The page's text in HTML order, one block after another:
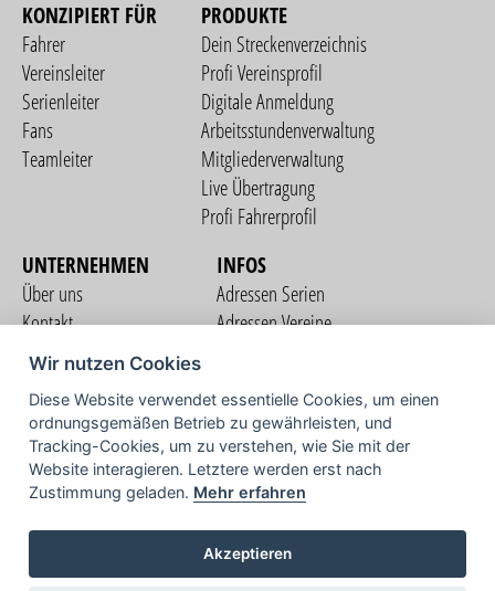
KONZIPIERT FÜR
Fahrer
Vereinsleiter
Serienleiter
Fans
Teamleiter
PRODUKTE
Dein Streckenverzeichnis
Profi Vereinsprofil
Digitale Anmeldung
Arbeitsstundenverwaltung
Mitgliederverwaltung
Live Übertragung
Profi Fahrerprofil
UNTERNEHMEN
Über uns
Kontakt
Nutzungsbedingungen
Datenschutzerklärung
Impressum
INFOS
Adressen Serien
Adressen Vereine
COMMUNITY
TV
Wir nutzen Cookies
Diese Website verwendet essentielle Cookies, um einen
ordnungsgemäßen Betrieb zu gewährleisten, und
Tracking-Cookies, um zu verstehen, wie Sie mit der
Website interagieren. Letztere werden erst nach
Zustimmung geladen. Mehr erfahren
Akzeptieren